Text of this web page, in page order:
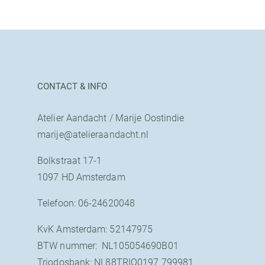
CONTACT & INFO
Atelier Aandacht / Marije Oostindie
marije@atelieraandacht.nl
Bolkstraat 17-1
1097 HD Amsterdam
Telefoon: 06-24620048
KvK Amsterdam: 52147975
BTW nummer: NL105054690B01
Triodosbank: NL88TRIO0197 799981